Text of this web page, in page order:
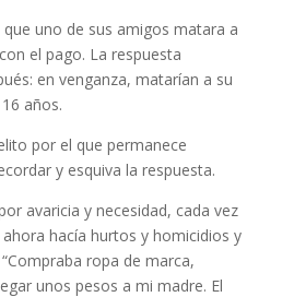
que uno de sus amigos matara a
el pago. La respuesta
en venganza, matarían a su
años.
por el que permanece
y esquiva la respuesta.
avaricia y necesidad, cada vez
hacía hurtos y homicidios y
ropa de marca,
unos pesos a mi madre. El